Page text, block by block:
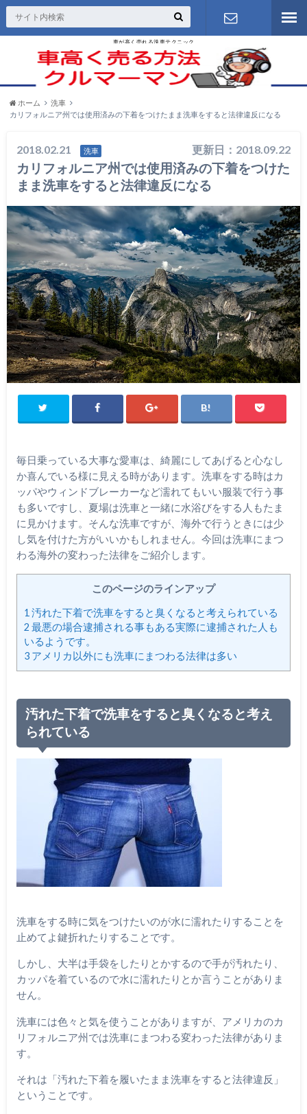
車が高く売れる洗車テクニック
お問い合わ
せ
ホーム
洗車
カリフォルニア州では使用済みの下着をつけたまま洗車をすると法律違反になる
2018.02.21 洗車 更新日：2018.09.22
カリフォルニア州では使用済みの下着をつけた
まま洗車をすると法律違反になる
毎日乗っている大事な愛車は、綺麗にしてあげると心なし
か喜んでいる様に見える時があります。洗車をする時はカ
ッパやウィンドブレーカーなど濡れてもいい服装で行う事
も多いですし、夏場は洗車と一緒に水浴びをする人もたま
に見かけます。そんな洗車ですが、海外で行うときには少
し気を付けた方がいいかもしれません。今回は洗車にまつ
わる海外の変わった法律をご紹介します。
このページのラインアップ
1 汚れた下着で洗車をすると臭くなると考えられている
2 最悪の場合逮捕される事もある実際に逮捕された人も
いるようです。
3アメリカ以外にも洗車にまつわる法律は多い
汚れた下着で洗車をすると臭くなると考え
られている
洗車をする時に気をつけたいのが水に濡れたりすることを
止めてよ鍵折れたりすることです。
しかし、大半は手袋をしたりとかするので手が汚れたり、
カッパを着ているので水に濡れたりとか言うことがありま
せん。
洗車には色々と気を使うことがありますが、アメリカのカ
リフォルニア州では洗車にまつわる変わった法律がありま
す。
それは「汚れた下着を履いたまま洗車をすると法律違反」
ということです。